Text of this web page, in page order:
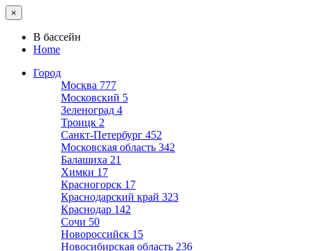
×
В бассейн
Home
Город
Москва 777
Московский 5
Зеленоград 4
Троицк 2
Санкт-Петербург 452
Московская область 342
Балашиха 21
Химки 17
Красногорск 17
Краснодарский край 323
Краснодар 142
Сочи 50
Новороссийск 15
Новосибирская область 236